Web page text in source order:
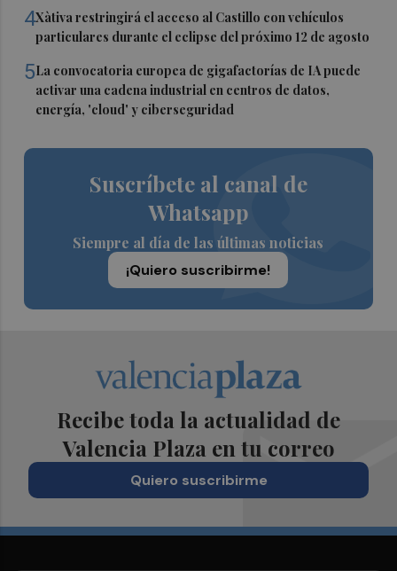
4Xàtiva restringirá el acceso al Castillo con vehículos
particulares durante el eclipse del próximo 12 de agosto
5La convocatoria europea de gigafactorías de IA puede
activar una cadena industrial en centros de datos,
energía, 'cloud' y ciberseguridad
Suscríbete al canal de
Whatsapp
Siempre al día de las últimas noticias
¡Quiero suscribirme!
Recibe toda la actualidad de
Valencia Plaza en tu correo
Quiero suscribirme